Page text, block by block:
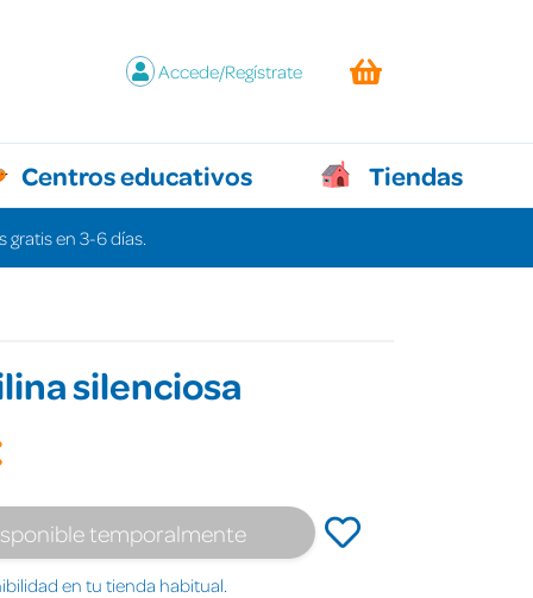
Accede/Regístrate
Centros educativos Tiendas
gratis en 3-6 días.
silenciosa
temporalmente
en tu tienda habitual.